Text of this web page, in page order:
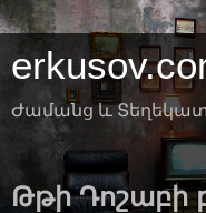
Ժամանց և
Թթի Դոշաբի